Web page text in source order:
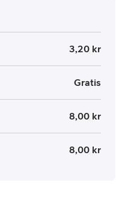
3,20 kr
Gratis
8,00 kr
8,00 kr